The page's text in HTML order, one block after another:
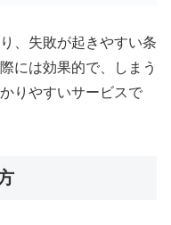
、失敗が起きやすい条
には効果的で、しまう
りやすいサービスで